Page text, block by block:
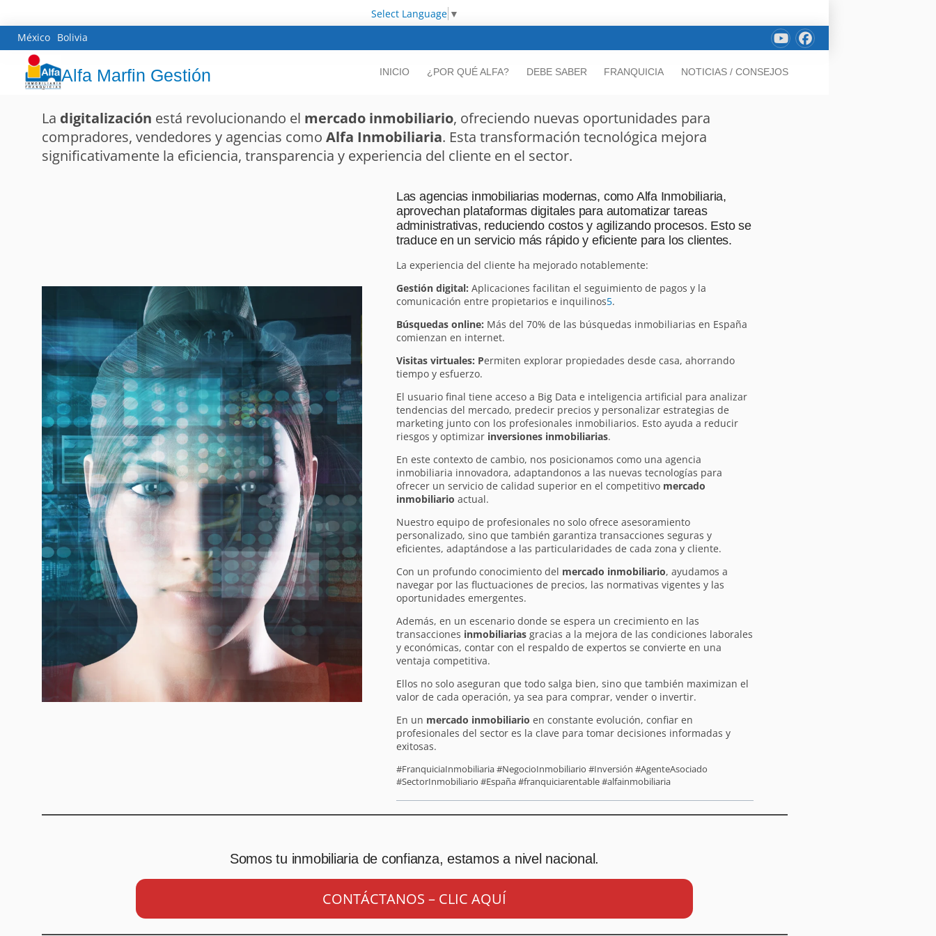
Select Language ▼
México Bolivia
Alfa Marfin Gestión INICIO ¿POR QUÉ ALFA? DEBE SABER FRANQUICIA NOTICIAS / CONSEJOS
La digitalización está revolucionando el mercado inmobiliario, ofreciendo nuevas oportunidades para
compradores, vendedores y agencias como Alfa Inmobiliaria. Esta transformación tecnológica mejora
significativamente la eficiencia, transparencia y experiencia del cliente en el sector.
Las agencias inmobiliarias modernas, como Alfa Inmobiliaria,
aprovechan plataformas digitales para automatizar tareas
administrativas, reduciendo costos y agilizando procesos. Esto se
traduce en un servicio más rápido y eficiente para los clientes.
La experiencia del cliente ha mejorado notablemente:
Gestión digital: Aplicaciones facilitan el seguimiento de pagos y la
comunicación entre propietarios e inquilinos5.
Búsquedas online: Más del 70% de las búsquedas inmobiliarias en España
comienzan en internet.
Visitas virtuales: Permiten explorar propiedades desde casa, ahorrando
tiempo y esfuerzo.
El usuario final tiene acceso a Big Data e inteligencia artificial para analizar
tendencias del mercado, predecir precios y personalizar estrategias de
marketing junto con los profesionales inmobiliarios. Esto ayuda a reducir
riesgos y optimizarinversiones inmobiliarias.
En este contexto de cambio, nos posicionamos como una agencia
inmobiliaria innovadora, adaptandonos a las nuevas tecnologías para
ofrecer un servicio de calidad superior en el competitivo mercado
inmobiliario actual.
Nuestro equipo de profesionales no solo ofrece asesoramiento
personalizado, sino que también garantiza transacciones seguras y
eficientes, adaptándose a las particularidades de cada zona y cliente.
Con un profundo conocimiento del mercado inmobiliario, ayudamos a
navegar por las fluctuaciones de precios, las normativas vigentes y las
oportunidades emergentes.
Además, en un escenario donde se espera un crecimiento en las
transacciones inmobiliariasgracias a la mejora de las condiciones laborales
y económicas, contar con el respaldo de expertos se convierte en una
ventaja competitiva.
Ellos no solo aseguran que todo salga bien, sino que también maximizan el
valor de cada operación, ya sea para comprar, vender o invertir.
En un mercado inmobiliario en constante evolución, confiar en
profesionales del sector es la clave para tomar decisiones informadas y
exitosas.
#FranquiciaInmobiliaria #NegocioInmobiliario #Inversión #AgenteAsociado
#SectorInmobiliario #España #franquiciarentable #alfainmobiliaria
Somos tu inmobiliaria de confianza, estamos a nivel nacional.
CONTÁCTANOS – CLIC AQUÍ